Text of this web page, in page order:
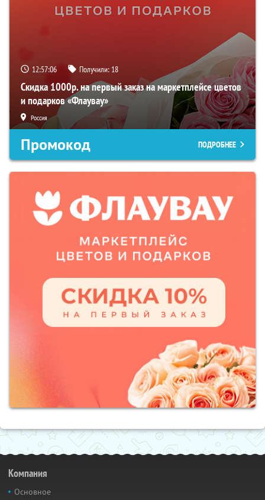
12:57:05 Получили: 18
Скидка 1000р. на первый заказ на маркетплейсе цветов
и подарков «Флаувау»
Россия
Промокод ПОДРОБНЕЕ
Компания
Основное